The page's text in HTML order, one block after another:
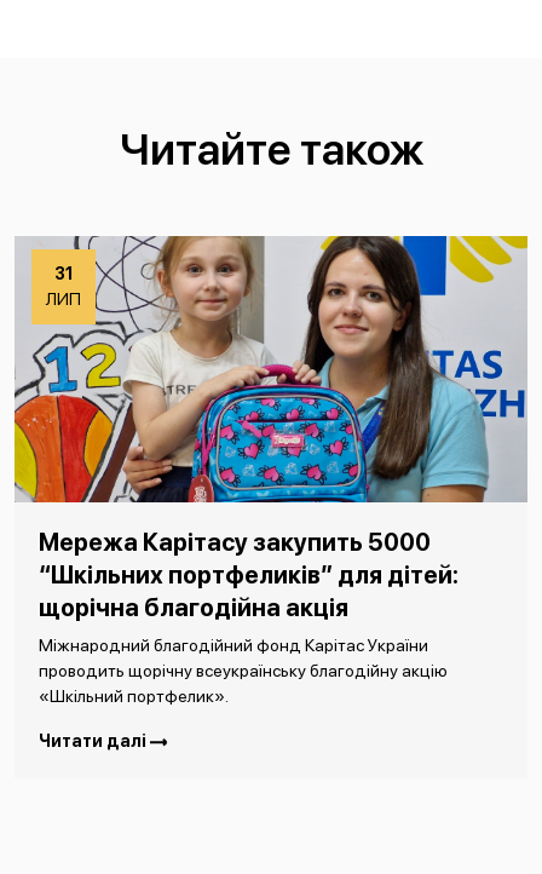
Читайте також
31
ЛИП
Мережа Карітасу закупить 5000
“Шкільних портфеликів” для дітей:
щорічна благодійна акція
Міжнародний благодійний фонд Карітас України
проводить щорічну всеукраїнську благодійну акцію
«Шкільний портфелик».
Читати далі